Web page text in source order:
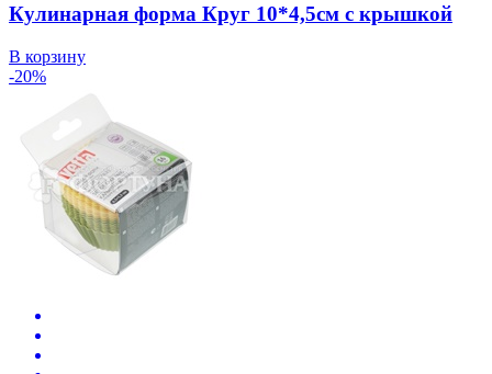
Кулинарная форма Круг 10*4,5см с крышкой
В корзину
-20%